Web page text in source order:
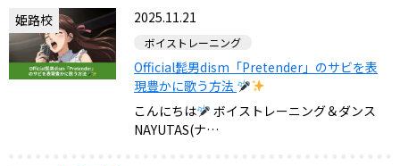
姫路校 2025.11.21
ボイストレーニング
Official髭男dism「Pretender」のサビを表
現豊かに歌う方法
こんにちは
ボイストレーニング＆ダンス
NAYUTAS(ナ…